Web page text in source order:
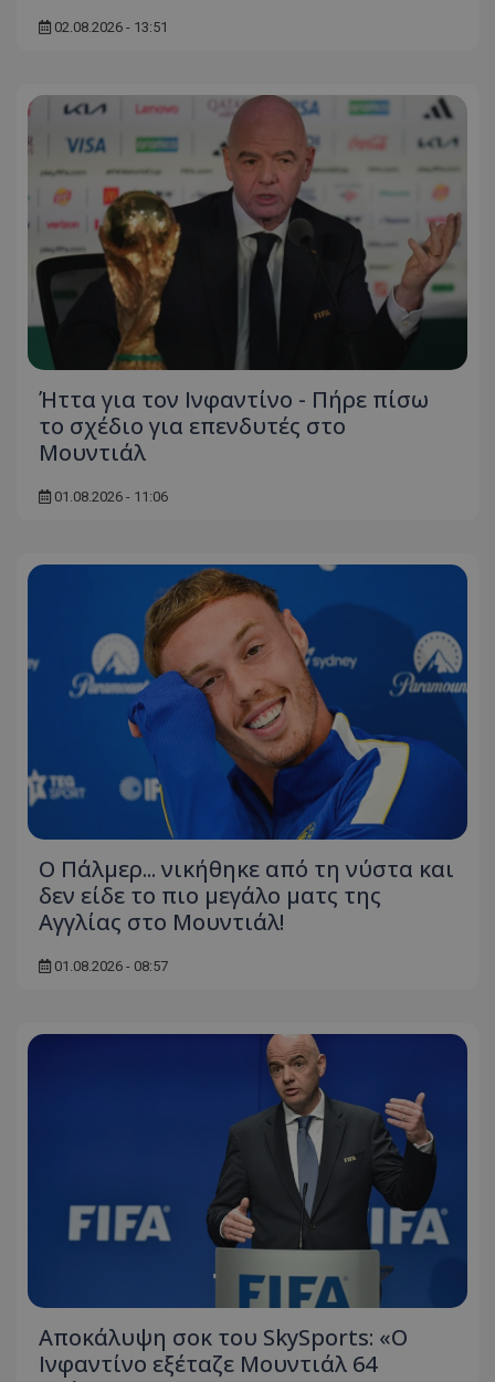
02.08.2026 - 13:51
Ήττα για τον Ινφαντίνο - Πήρε πίσω
το σχέδιο για επενδυτές στο
Μουντιάλ
01.08.2026 - 11:06
Ο Πάλμερ... νικήθηκε από τη νύστα και
δεν είδε το πιο μεγάλο ματς της
Αγγλίας στο Μουντιάλ!
01.08.2026 - 08:57
Αποκάλυψη σοκ του SkySports: «O
Ινφαντίνο εξέταζε Μουντιάλ 64